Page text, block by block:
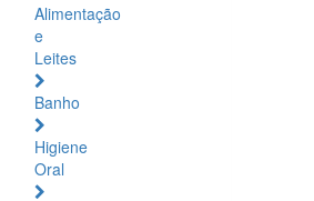
Alimentação
e
Leites
Banho
Higiene
Oral